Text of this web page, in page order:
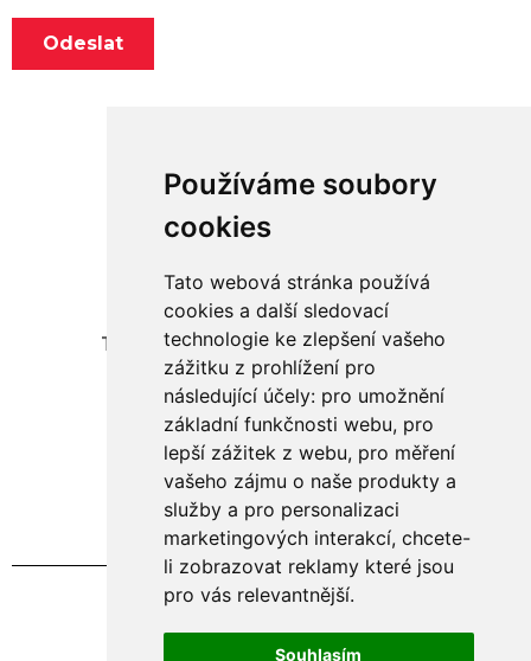
Používáme soubory
cookies
Tato webová stránka používá
cookies a další sledovací
technologie ke zlepšení vašeho
zážitku z prohlížení pro
následující účely: pro umožnění
základní funkčnosti webu, pro
lepší zážitek z webu, pro měření
vašeho zájmu o naše produkty a
služby a pro personalizaci
marketingových interakcí, chcete-
li zobrazovat reklamy které jsou
pro vás relevantnější.
Souhlasím
Adresa:
Telecí 106, okres Svitavy, 569 94
Kontakt:
+420 605 434 314
info@agripol.cz
Vytvořil Kadlec Design